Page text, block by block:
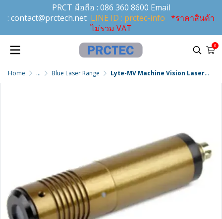
PRCT มือถือ : 086 360 8600 Email
: contact@prctech.net LINE ID : prctec-info *ราคาสินค้า
ไม่รวม VAT
0
Home ... Blue Laser Range Lyte-MV Machine Vision Laser สำหรับเลเซอร์